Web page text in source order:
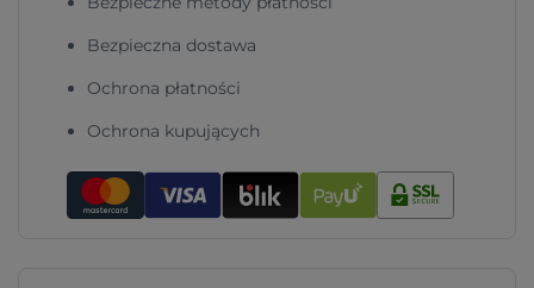
Bezpieczna dostawa
Ochrona płatności
Ochrona kupujących